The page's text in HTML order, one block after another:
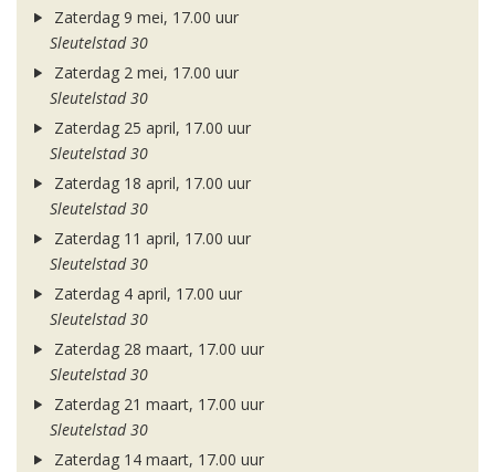
Zaterdag 9 mei, 17.00 uur
Sleutelstad 30
Zaterdag 2 mei, 17.00 uur
Sleutelstad 30
Zaterdag 25 april, 17.00 uur
Sleutelstad 30
Zaterdag 18 april, 17.00 uur
Sleutelstad 30
Zaterdag 11 april, 17.00 uur
Sleutelstad 30
Zaterdag 4 april, 17.00 uur
Sleutelstad 30
Zaterdag 28 maart, 17.00 uur
Sleutelstad 30
Zaterdag 21 maart, 17.00 uur
Sleutelstad 30
Zaterdag 14 maart, 17.00 uur